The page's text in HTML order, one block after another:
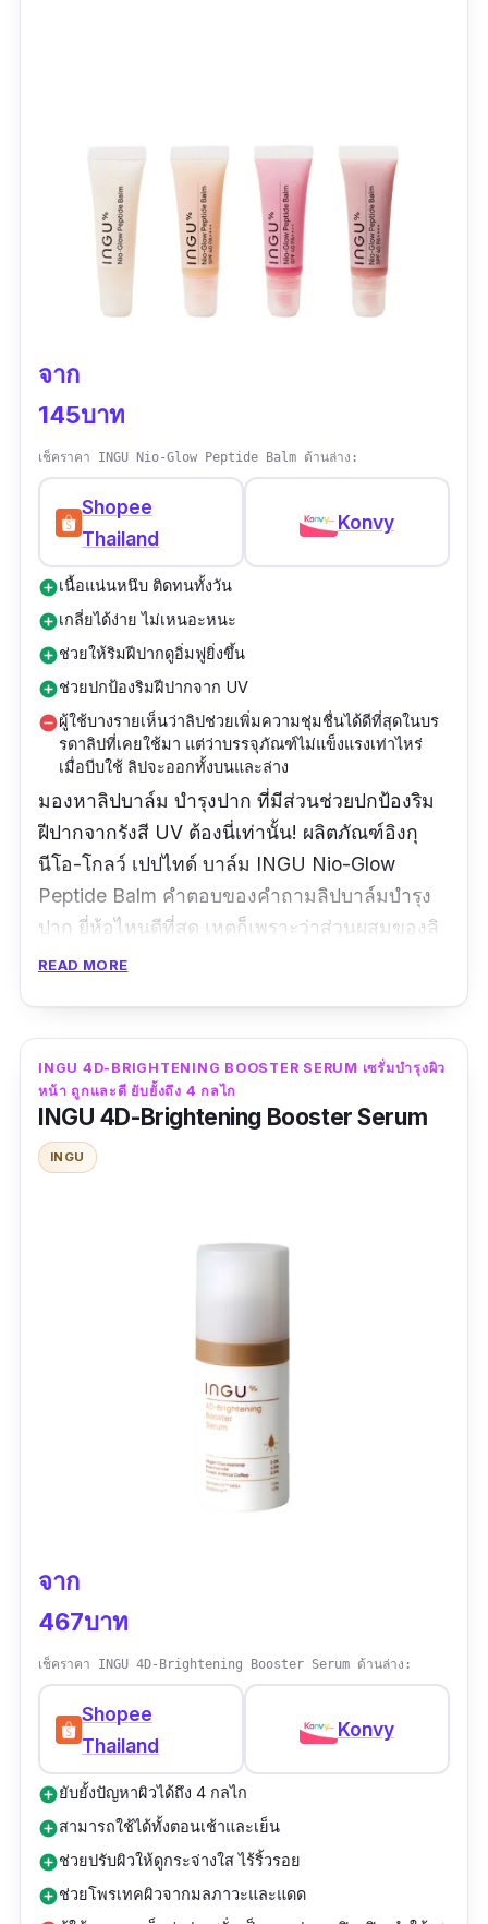
จาก
145บาท
เช็คราคา INGU Nio-Glow Peptide Balm ด้านล่าง:
Shopee
Thailand
Konvy
add_circleเนื้อแน่นหนึบ ติดทนทั้งวัน
add_circleเกลี่ยได้ง่าย ไม่เหนอะหนะ
add_circleช่วยให้ริมฝีปากดูอิ่มฟูยิ่งขึ้น
add_circleช่วยปกป้องริมฝีปากจาก UV
remove_circleผู้ใช้บางรายเห็นว่าลิปช่วยเพิ่มความชุ่มชื่นได้ดีที่สุดในบร
รดาลิปที่เคยใช้มา แต่ว่าบรรจุภัณฑ์ไม่แข็งแรงเท่าไหร่
เมื่อบีบใช้ ลิปจะออกทั้งบนและล่าง
มองหาลิปบาล์ม บํารุงปาก ที่มีส่วนช่วยปกป้องริม
ฝีปากจากรังสี UV ต้องนี่เท่านั้น! ผลิตภัณฑ์อิงกุ
นีโอ-โกลว์ เปปไทด์ บาล์ม INGU Nio-Glow
Peptide Balm คำตอบของคำถามลิปบาล์มบํารุง
ปาก ยี่ห้อไหนดีที่สุด เหตุก็เพราะว่าส่วนผสมของลิ
ปบาล์ม บำรุงปากรุ่นนี้เป็นถูกคัดสรรมาอย่างมั่น
จากรังสี UV ทั้งยังมีส่วนช่วยเพิ่มความสว่าง
กระจ่างใส แก้ปัญหาปากคล้ำ ลิปอะไรก็เอาไม่อยู่
ได้ชะงัด
ข้อมูลเฉพาะ
READ MORE
INGU 4D-BRIGHTENING BOOSTER SERUM เซรั่มบํารุงผิว
หน้า ถูกและดี ยับยั้งถึง 4 กลไก
INGU 4D-Brightening Booster Serum
INGU
จาก
467บาท
เช็คราคา INGU 4D-Brightening Booster Serum ด้านล่าง:
Shopee
Thailand
Konvy
add_circleยับยั้งปัญหาผิวได้ถึง 4 กลไก
add_circleสามารถใช้ได้ทั้งตอนเช้าและเย็น
add_circleช่วยปรับผิวให้ดูกระจ่างใส ไร้ริ้วรอย
add_circleช่วยโพรเทคผิวจากมลภาวะและแดด